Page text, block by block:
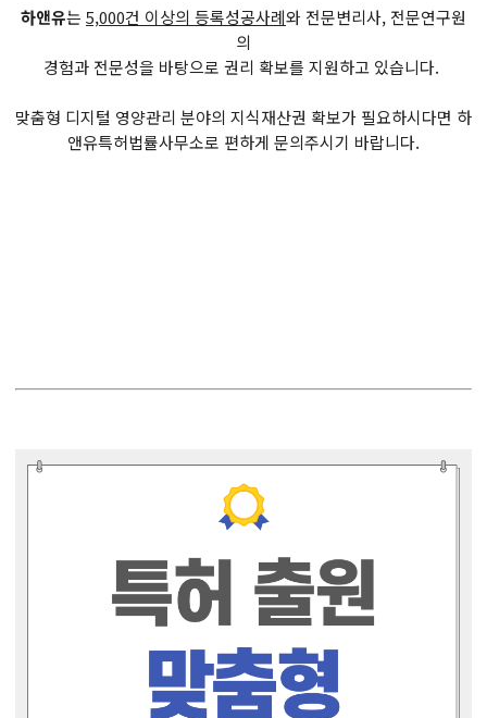
하앤유는 5,000건 이상의 등록성공사례와 전문변리사, 전문연구원
의
경험과 전문성을 바탕으로 권리 확보를 지원하고 있습니다.
맞춤형 디지털 영양관리 분야의 지식재산권 확보가 필요하시다면 하
앤유특허법률사무소로 편하게 문의주시기 바랍니다.